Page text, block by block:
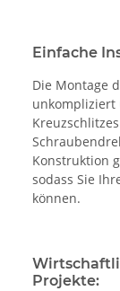
Einfache
Die Montage
unkompliziert
Konstruktion
sodass Sie
können.
Projekte: